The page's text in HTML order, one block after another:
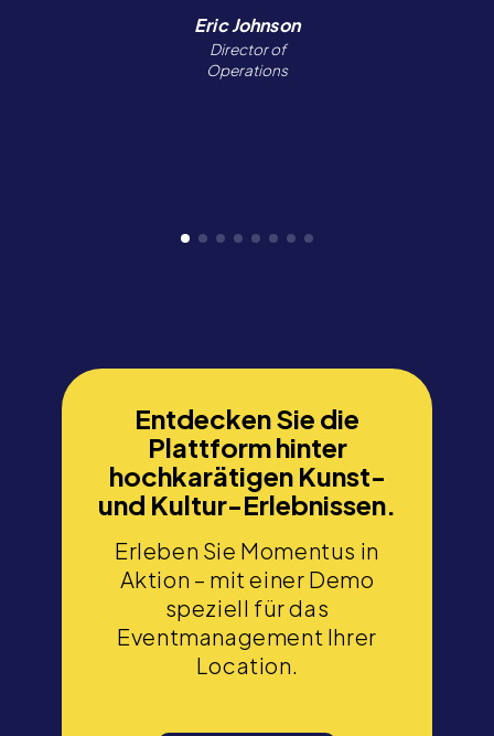
Eric Johnson
Director of
Operations
Entdecken Sie die
Plattform hinter
hochkarätigen Kunst-
und Kultur-Erlebnissen.
Erleben Sie Momentus in
Aktion – mit einer Demo
speziell für das
Eventmanagement Ihrer
Location.